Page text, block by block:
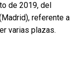
de 2019, del
referente a
varias plazas.